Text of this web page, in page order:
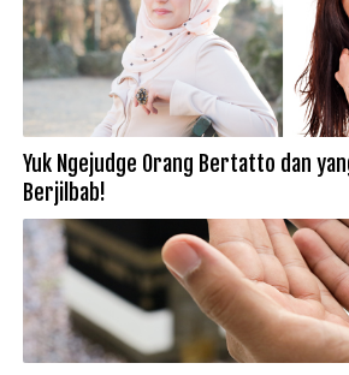
Yuk Ngejudge Orang Bertatto dan
Berjilbab!